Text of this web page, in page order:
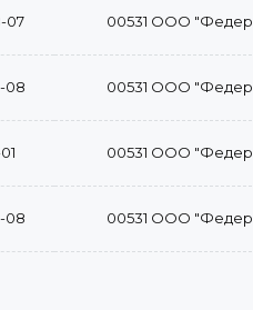
07 00531 ООО
08 00531 ООО
00531 ООО
08 00531 ООО